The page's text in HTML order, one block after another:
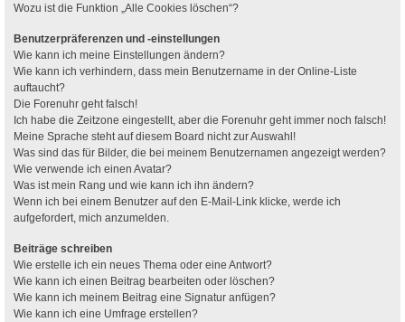
Wozu ist die Funktion „Alle Cookies löschen“?
Benutzerpräferenzen und -einstellungen
Wie kann ich meine Einstellungen ändern?
Wie kann ich verhindern, dass mein Benutzername in der Online-Liste
auftaucht?
Die Forenuhr geht falsch!
Ich habe die Zeitzone eingestellt, aber die Forenuhr geht immer noch falsch!
Meine Sprache steht auf diesem Board nicht zur Auswahl!
Was sind das für Bilder, die bei meinem Benutzernamen angezeigt werden?
Wie verwende ich einen Avatar?
Was ist mein Rang und wie kann ich ihn ändern?
Wenn ich bei einem Benutzer auf den E-Mail-Link klicke, werde ich
aufgefordert, mich anzumelden.
Beiträge schreiben
Wie erstelle ich ein neues Thema oder eine Antwort?
Wie kann ich einen Beitrag bearbeiten oder löschen?
Wie kann ich meinem Beitrag eine Signatur anfügen?
Wie kann ich eine Umfrage erstellen?